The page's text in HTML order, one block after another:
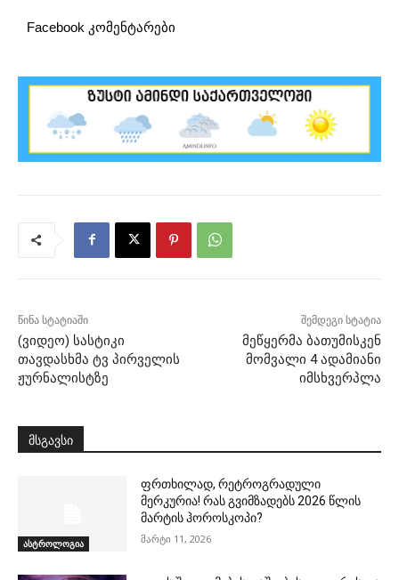
Facebook კომენტარები
წინა სტატიაში
(ვიდეო) სასტიკი
თავდასხმა ტვ პირველის
ჟურნალისტზე
შემდეგი სტატია
მეწყერმა ბათუმისკენ
მომვალი 4 ადამიანი
იმსხვერპლა
მსგავსი
ასტროლოგია
ფრთხილად, რეტროგრადული
მერკურია! რას გვიმზადებს 2026 წლის
მარტის ჰოროსკოპი?
მარტი 11, 2026